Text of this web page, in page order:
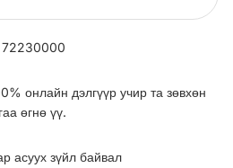
72230000
онлайн дэлгүүр учир та зөвхөн
өгнө үү.
асуух зүйл байвал